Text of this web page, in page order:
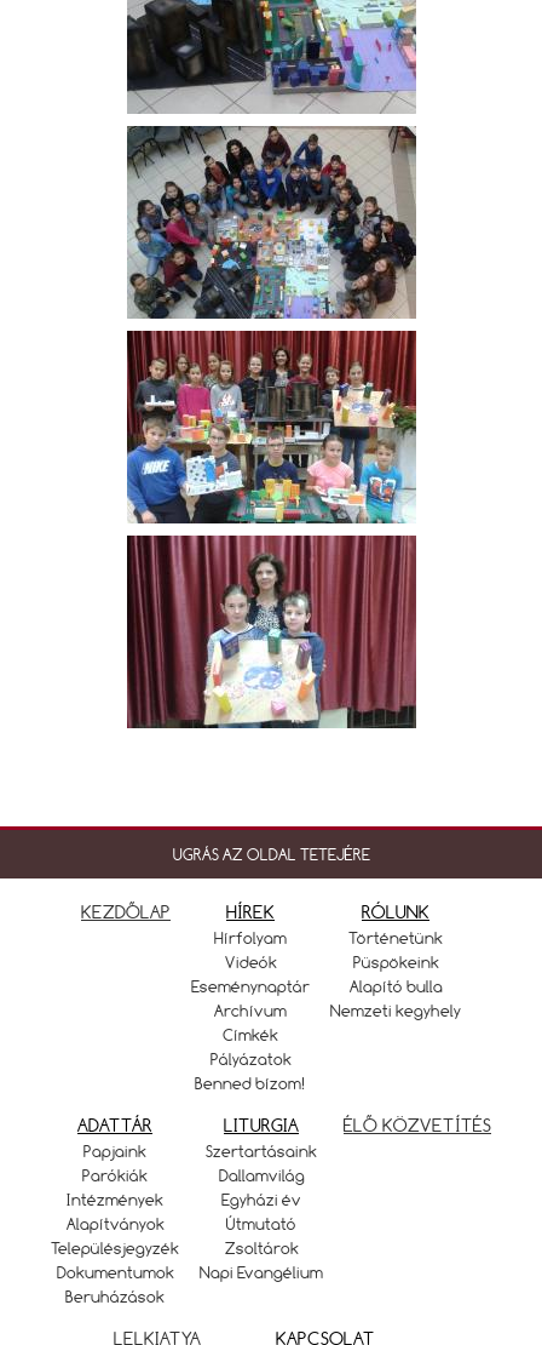
UGRÁS AZ OLDAL TETEJÉRE
KEZDŐLAP HÍREK
Hírfolyam
Videók
Eseménynaptár
Archívum
Címkék
Pályázatok
Benned bízom!
RÓLUNK
Történetünk
Püspökeink
Alapító bulla
Nemzeti kegyhely
ADATTÁR
Papjaink
Parókiák
Intézmények
Alapítványok
Településjegyzék
Dokumentumok
Beruházások
LITURGIA
Szertartásaink
Dallamvilág
Egyházi év
Útmutató
Zsoltárok
Napi Evangélium
ÉLŐ KÖZVETÍTÉS
LELKIATYA KAPCSOLAT